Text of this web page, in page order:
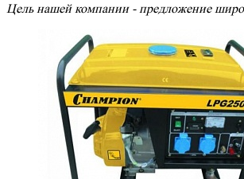
Цель нашей компании - предложение